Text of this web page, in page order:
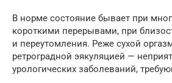
В норме состояние бывает при
короткими перерывами, при
и переутомления. Реже сухой
ретроградной эякуляцией —
урологических заболеваний,